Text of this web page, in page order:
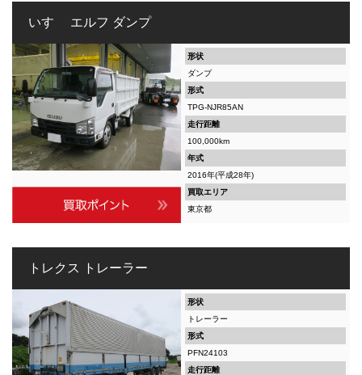
いすゞ エルフ ダンプ
形状
ダンプ
形式
TPG-NJR85AN
走行距離
100,000km
年式
2016年(平成28年)
買取エリア
東京都
トレクス トレーラー
形状
トレーラー
形式
PFN24103
走行距離